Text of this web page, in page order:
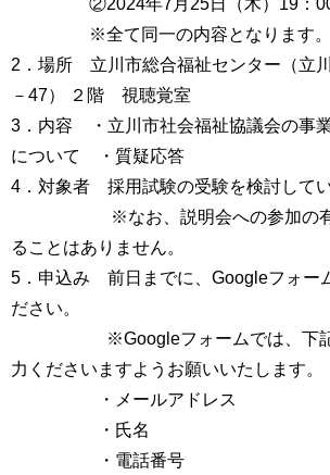
②2024年7月25日（木）19：00
※全て同一の内容となります。
2．場所 立川市総合福祉センター（立
－47） ２階 視聴覚室
3．内容 ・立川市社会福祉協議会の事
について ・質疑応答
4．対象者 採用試験の受験を検討して
※なお、説明会への参加の有無
ることはありません。
5．申込み 前日までに、Googleフォー
ださい。
※Googleフォームでは、下記項
力くださいますようお願いいたします。
・メールアドレス
・氏名
・電話番号